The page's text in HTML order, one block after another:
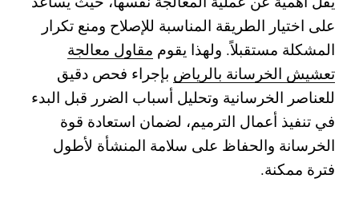
على اختيار الطريقة المناسبة للإصلاح ومنع تكرار
المشكلة مستقبلاً. ولهذا يقوم مقاول معالجة
تعشيش الخرسانة بالرياض بإجراء فحص دقيق
للعناصر الخرسانية وتحليل أسباب الضرر قبل البدء
في تنفيذ أعمال الترميم، لضمان استعادة قوة
الخرسانة والحفاظ على سلامة المنشأة لأطول
فترة ممكنة.